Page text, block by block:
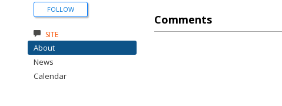
Comments
FOLLOW
SITE
About
News
Calendar